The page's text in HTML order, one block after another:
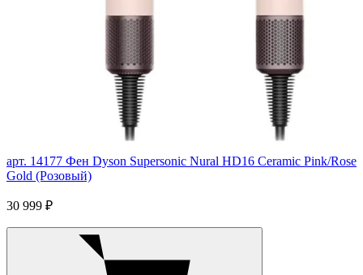
арт. 14177 Фен Dyson Supersonic Nural HD16 Ceramic Pink/Rose
Gold (Розовый)
30 999 ₽